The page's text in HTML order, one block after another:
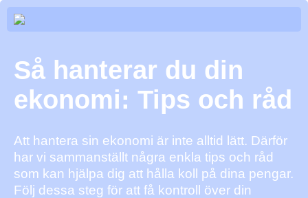
Så hanterar du din
ekonomi: Tips och råd
Att hantera sin ekonomi är inte alltid lätt. Därför
har vi sammanställt några enkla tips och råd
som kan hjälpa dig att hålla koll på dina pengar.
Följ dessa steg för att få kontroll över din